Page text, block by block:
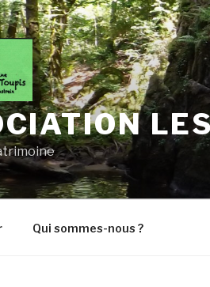
Qui sommes-nous ?